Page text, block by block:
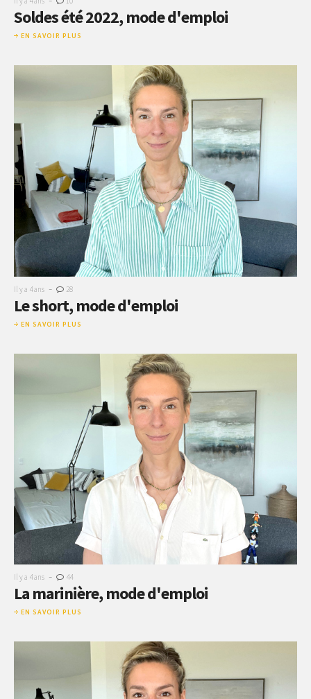
Soldes été 2022, mode d'emploi
EN SAVOIR PLUS
Il y a 4 ans - 28
Le short, mode d'emploi
EN SAVOIR PLUS
Il y a 4 ans - 44
La marinière, mode d'emploi
EN SAVOIR PLUS